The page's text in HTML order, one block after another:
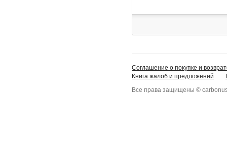
Соглашение о покупке и
Книга жалоб и предложений
Все права защищены ©